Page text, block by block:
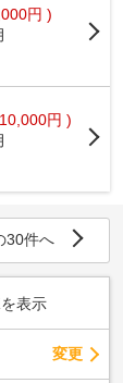
円 )
円 )
30件へ
表示
変更